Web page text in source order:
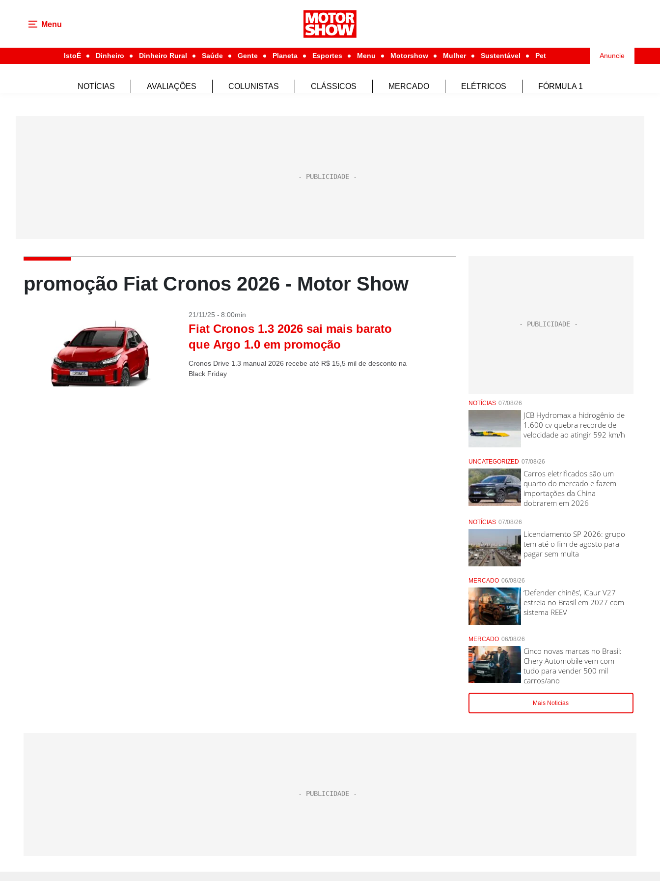
Menu
IstoÉ Dinheiro Dinheiro Rural Saúde Gente Planeta Esportes Menu Motorshow Mulher Sustentável Pet Anuncie
NOTÍCIAS AVALIAÇÕES COLUNISTAS CLÁSSICOS MERCADO ELÉTRICOS FÓRMULA 1
promoção Fiat Cronos 2026 - Motor Show
21/11/25 - 8:00min
Fiat Cronos 1.3 2026 sai mais barato
que Argo 1.0 em promoção
Cronos Drive 1.3 manual 2026 recebe até R$ 15,5 mil de desconto na
Black Friday
NOTÍCIAS 07/08/26
JCB Hydromax a hidrogênio de
1.600 cv quebra recorde de
velocidade ao atingir 592 km/h
UNCATEGORIZED 07/08/26
Carros eletrificados são um
quarto do mercado e fazem
importações da China
dobrarem em 2026
NOTÍCIAS 07/08/26
Licenciamento SP 2026: grupo
tem até o fim de agosto para
pagar sem multa
MERCADO 06/08/26
‘Defender chinês’, iCaur V27
estreia no Brasil em 2027 com
sistema REEV
MERCADO 06/08/26
Cinco novas marcas no Brasil:
Chery Automobile vem com
tudo para vender 500 mil
carros/ano
Mais Noticias